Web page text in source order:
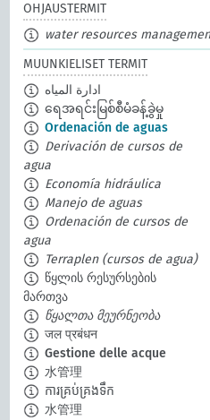
OHJAUSTERMIT
water resources
MUUNKIELISET TERMIT
ادارة المياه
ရေအရင်းမြစ်စီမံခန့်ခွဲမှု
Ordenación de aguas
Derivación de cursos de
agua
Economía hidráulica
Manejo de aguas
Ordenación de cursos de
agua
Terraplen (cursos de agua)
წყლის რესურსების
მართვა
წყალთა მეურნეობა
जल प्रबंधन
Gestione delle acque
水管理
ការគ្រប់គ្រងទឹក
水管理